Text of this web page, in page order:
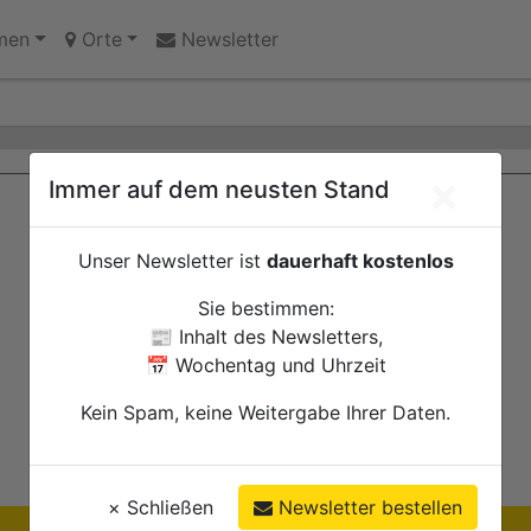
Orte Newsletter
des Jugendheims engagieren sich für Echtz
Interaktive Wanderausstellung ZERO! im
Ihre Anzeige hier?
Immer auf dem neusten Stand
Unser Newsletter ist dauerhaft kostenlos
Sie bestimmen:
📰 Inhalt des Newsletters,
📅 Wochentag und Uhrzeit
Kein Spam, keine Weitergabe Ihrer Daten.
× Schließen Newsletter bestellen